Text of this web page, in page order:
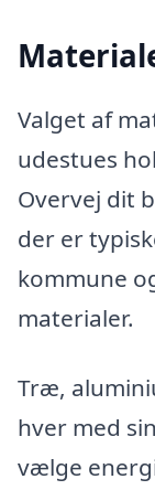
Valget af
udestues
Overvej dit
der er
kommune
materialer.
Træ,
hver med
vælge